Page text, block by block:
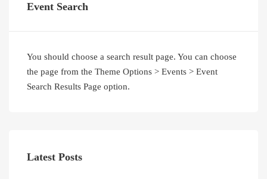
Event Search
You should choose a search result page. You can choose
the page from the Theme Options > Events > Event
Search Results Page option.
Latest Posts